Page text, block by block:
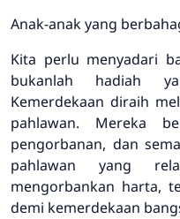
Anak-anak yang
Kita perlu menyadari
bukanlah hadiah
Kemerdekaan diraih
pahlawan. Mereka
pengorbanan, dan
pahlawan yang
mengorbankan harta,
demi kemerdekaan